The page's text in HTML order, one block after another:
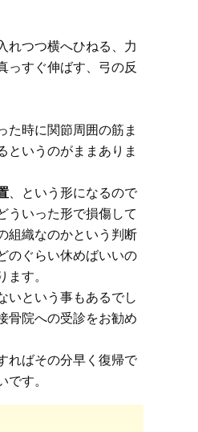
れつつ横へひねる、力
っすぐ伸ばす、弓の反
た時に関節周囲の筋ま
というのがままありま
、という形になるので
ういった形で損傷して
組織なのかという判断
のぐらい休めばいいの
ます。
いという事もあるでし
骨院への受診をお勧め
ればその分早く復帰で
です。